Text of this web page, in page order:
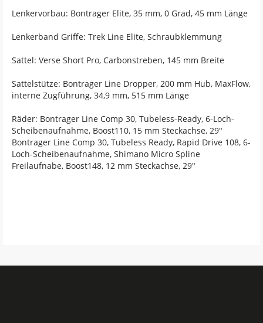
Lenkervorbau: Bontrager Elite, 35 mm, 0 Grad, 45 mm Länge
Lenkerband Griffe: Trek Line Elite, Schraubklemmung
Sattel: Verse Short Pro, Carbonstreben, 145 mm Breite
Sattelstütze: Bontrager Line Dropper, 200 mm Hub, MaxFlow,
interne Zugführung, 34,9 mm, 515 mm Länge
Räder: Bontrager Line Comp 30, Tubeless-Ready, 6-Loch-
Scheibenaufnahme, Boost110, 15 mm Steckachse, 29"
Bontrager Line Comp 30, Tubeless Ready, Rapid Drive 108, 6-
Loch-Scheibenaufnahme, Shimano Micro Spline
Freilaufnabe, Boost148, 12 mm Steckachse, 29"